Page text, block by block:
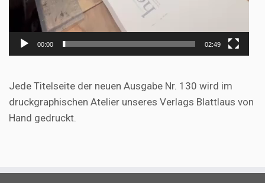
00:00 02:49
Jede Titelseite der neuen Ausgabe Nr. 130 wird im
druckgraphischen Atelier unseres Verlags Blattlaus von
Hand gedruckt.